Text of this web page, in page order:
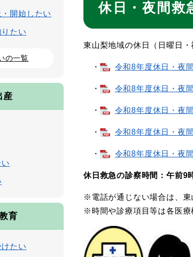
休日・夜間救
東山梨地域の休日（日曜日
・ 令和8年度休日・夜
・ 令和8年度休日・夜
・ 令和8年度休日・夜
・ 令和8年度休日・夜
・ 令和8年度休日・夜
休日救急の診察時間：午前9
※電話が通じない場合は、東
※時間や診療項目等は各医療
開始したい
たい
の一覧
産
育
たい